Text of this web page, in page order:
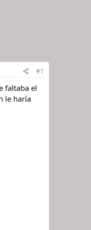
#1
faltaba el
le haría